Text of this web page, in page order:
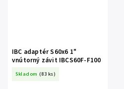
IBC adaptér S60x6 1"
vnútorný závit IBCS60F-F100
Skladom (83 ks)